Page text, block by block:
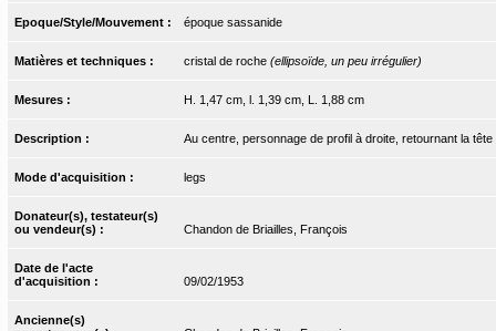
Epoque/Style/Mouvement : époque sassanide
Matières et techniques : cristal de roche (ellipsoïde, un peu irrégulier)
Mesures : H. 1,47 cm, l. 1,39 cm, L. 1,88 cm
Description : Au centre, personnage de profil à droite, retournant la
Mode d'acquisition : legs
Donateur(s), testateur(s)
ou vendeur(s) :
Chandon de Briailles, François
Date de l'acte
d'acquisition :
09/02/1953
Ancienne(s)